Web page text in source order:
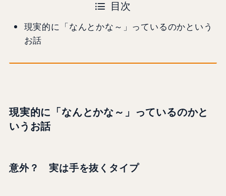
目次
現実的に「なんとかな～」っているのかという
お話
現実的に「なんとかな～」っているのかと
いうお話
意外？ 実は手を抜くタイプ